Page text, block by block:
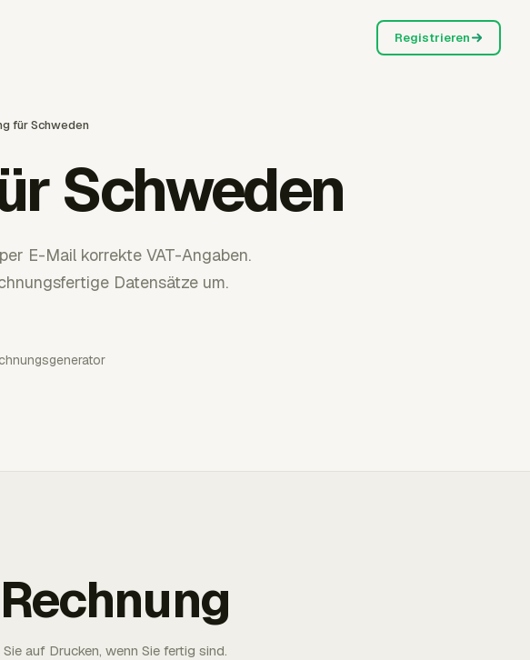
Registrieren
für Schweden
Schweden
E-Mail korrekte VAT-Angaben.
Datensätze um.
auf Drucken, wenn Sie fertig sind.